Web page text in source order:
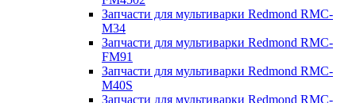
Запчасти для мультиварки Redmond RMC-
M34
Запчасти для мультиварки Redmond RMC-
FM91
Запчасти для мультиварки Redmond RMC-
M40S
Запчасти для мультиварки Redmond RMC-